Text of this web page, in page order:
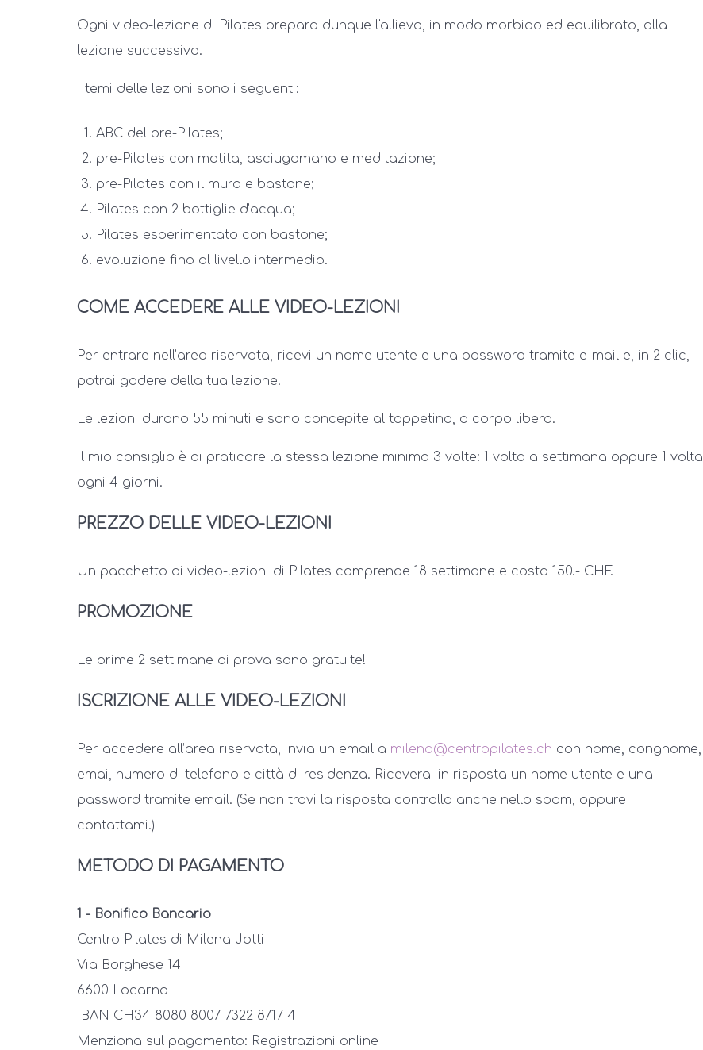
Ogni video-lezione di Pilates prepara dunque l'allievo, in modo morbido ed equilibrato, alla
lezione successiva.
I temi delle lezioni sono i seguenti:
ABC del pre-Pilates;
pre-Pilates con matita, asciugamano e meditazione;
pre-Pilates con il muro e bastone;
Pilates con 2 bottiglie d’acqua;
Pilates esperimentato con bastone;
evoluzione fino al livello intermedio.
COME ACCEDERE ALLE VIDEO-LEZIONI
Per entrare nell’area riservata, ricevi un nome utente e una password tramite e-mail e, in 2 clic,
potrai godere della tua lezione.
Le lezioni durano 55 minuti e sono concepite al tappetino, a corpo libero.
Il mio consiglio è di praticare la stessa lezione minimo 3 volte: 1 volta a settimana oppure 1 volta
ogni 4 giorni.
PREZZO DELLE VIDEO-LEZIONI
Un pacchetto di video-lezioni di Pilates comprende 18 settimane e costa 150.- CHF.
PROMOZIONE
Le prime 2 settimane di prova sono gratuite!
ISCRIZIONE ALLE VIDEO-LEZIONI
Per accedere all’area riservata, invia un email a milena@centropilates.ch con nome, congnome,
emai, numero di telefono e città di residenza. Riceverai in risposta un nome utente e una
password tramite email. (Se non trovi la risposta controlla anche nello spam, oppure
contattami.)
METODO DI PAGAMENTO
1 - Bonifico Bancario
Centro Pilates di Milena Jotti
Via Borghese 14
6600 Locarno
IBAN CH34 8080 8007 7322 8717 4
Menziona sul pagamento: Registrazioni online